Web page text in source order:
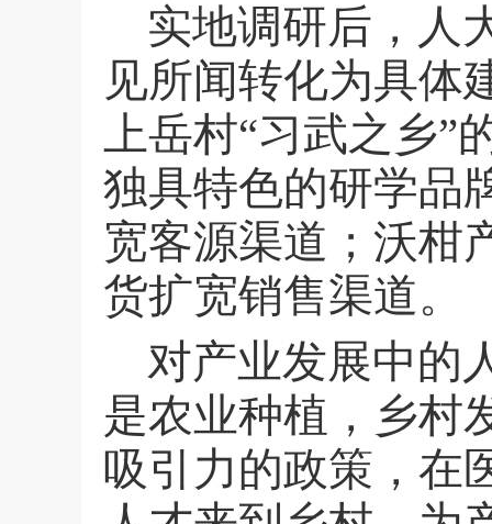
实地调研后，人
见所闻转化为具体
上岳村“习武之乡
独具特色的研学品
宽客源渠道；沃柑
货扩宽销售渠道。
对产业发展中的
是农业种植，乡村
吸引力的政策，在